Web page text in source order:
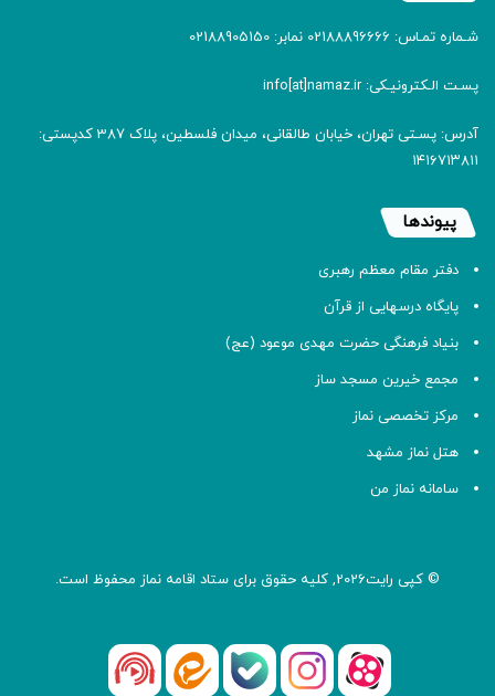
شـماره تمـاس: 02188896666 نمابر: 02188905150
پسـت الـکترونیـکی: info[at]namaz.ir
آدرس: پسـتی تهران، خیابان طالقانی، میدان فلسطین، پلاک 387 کدپستی:
۱۴۱۶۷۱۳۸۱۱
پیوندها
دفتر مقام معظم رهبری
پایگاه درسهایی از قرآن
بنیاد فرهنگی حضرت مهدی موعود (عج)
مجمع خیرین مسجد ساز
مرکز تخصصی نماز
هتل نماز مشهد
سامانه نماز من
© کپی رایت2026, کلیه حقوق برای ستاد اقامه نماز محفوظ است.
آپارات اینستاگرام
بله ایتا